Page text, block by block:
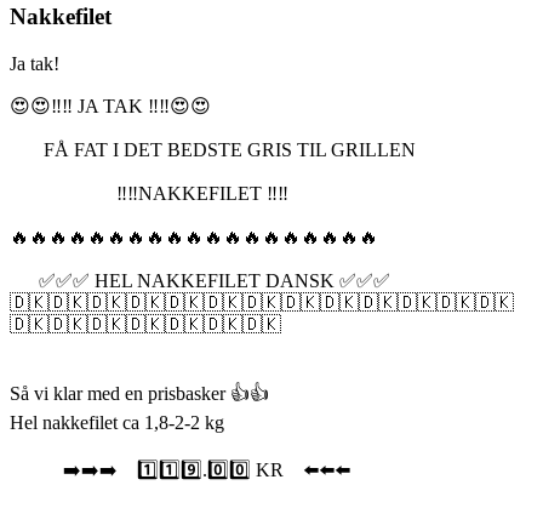
Nakkefilet
Ja tak!
😍😍‼️‼️ JA TAK ‼️‼️😍😍
FÅ FAT I DET BEDSTE GRIS TIL GRILLEN
‼️‼️NAKKEFILET ‼️‼️
🔥🔥🔥🔥🔥🔥🔥🔥🔥🔥🔥🔥🔥🔥🔥🔥🔥🔥🔥
✅✅✅ HEL NAKKEFILET DANSK ✅✅✅
🇩🇰🇩🇰🇩🇰🇩🇰🇩🇰🇩🇰🇩🇰🇩🇰🇩🇰🇩🇰🇩🇰🇩🇰🇩🇰
🇩🇰🇩🇰🇩🇰🇩🇰🇩🇰🇩🇰🇩🇰
Så vi klar med en prisbasker 👍👍
Hel nakkefilet ca 1,8-2-2 kg
➡️➡️➡️ 1️⃣1️⃣9️⃣.0️⃣0️⃣ KR ⬅️⬅️⬅️